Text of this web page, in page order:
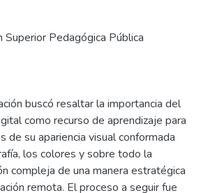
Superior Pedagógica Pública
buscó resaltar la importancia del
como recurso de aprendizaje para
de su apariencia visual conformada
los colores y sobre todo la
compleja de una manera estratégica
remota. El proceso a seguir fue